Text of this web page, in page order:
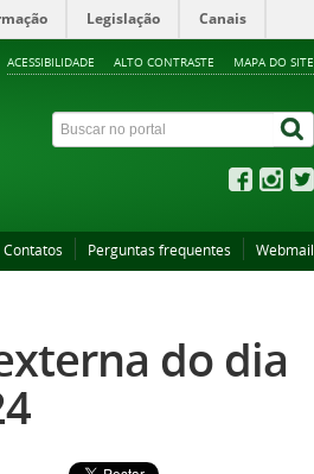
Legislação Canais
ACESSIBILIDADE ALTO CONTRASTE MAPA DO SITE
Contatos Perguntas frequentes Webmail
do dia